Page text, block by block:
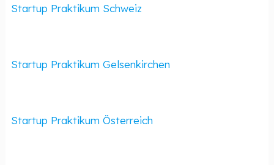
Startup Praktikum Schweiz
Startup Praktikum Gelsenkirchen
Startup Praktikum Österreich